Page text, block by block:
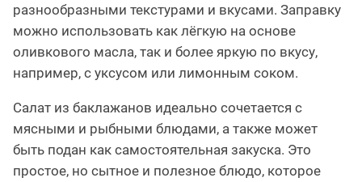
разнообразными текстурами и вкусами. Заправку
можно использовать как лёгкую на основе
оливкового масла, так и более яркую по вкусу,
например, с уксусом или лимонным соком.
Салат из баклажанов идеально сочетается с
мясными и рыбными блюдами, а также может
быть подан как самостоятельная закуска. Это
простое, но сытное и полезное блюдо, которое